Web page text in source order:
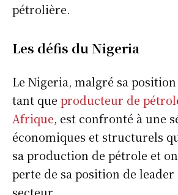
pétrolière.
Les défis du Nigeria
Le Nigeria, malgré sa
tant que producteur de
Afrique, est confronté à une
économiques et structurels
sa production de pétrole et
perte de sa position de leader
secteur.